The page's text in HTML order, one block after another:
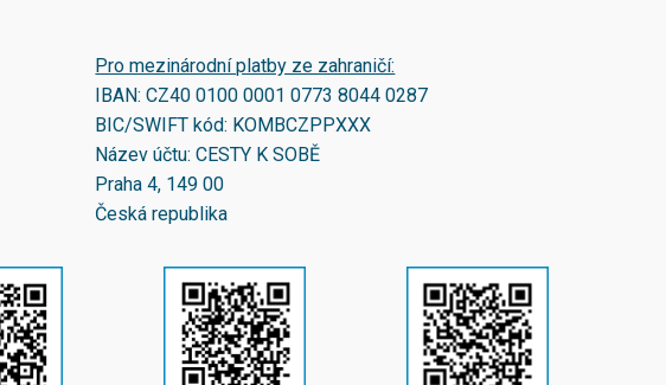
Pro mezinárodní platby ze zahraničí:
IBAN:CZ40 0100 0001 0773 8044 0287
BIC/SWIFT kód: KOMBCZPPXXX
Název účtu: CESTY K SOBĚ
Praha 4, 149 00
Česká republika